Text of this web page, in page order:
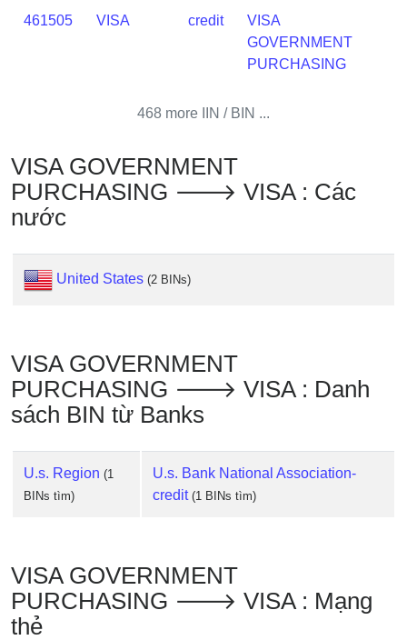
Checker
Address
?
IP
IP
BIN
Validator
461505 VISA credit
VISA
GOVERNMENT
PURCHASING
468 more IIN / BIN ...
VISA GOVERNMENT
PURCHASING 🡒 VISA : Các
nước
United States (2 BINs)
VISA GOVERNMENT
PURCHASING 🡒 VISA : Danh
sách BIN từ Banks
U.s. Region (1
BINs tìm)
U.s. Bank National Association-
credit (1 BINs tìm)
VISA GOVERNMENT
PURCHASING 🡒 VISA : Mạng
thẻ